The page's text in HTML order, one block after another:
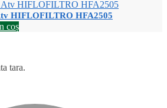
HIFLOFILTRO HFA2505
coș
tara.